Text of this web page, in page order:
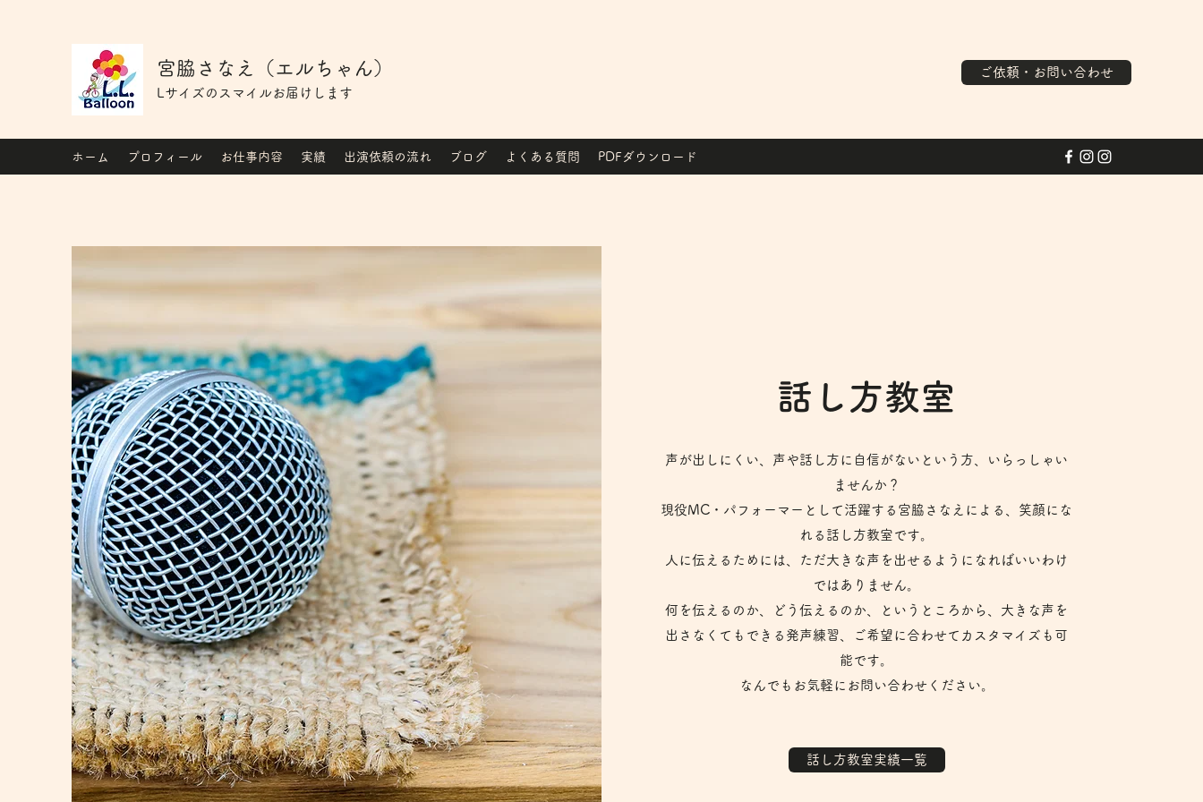
宮脇さなえ（エルちゃん）
Lサイズのスマイルお届けします
ご依頼・お問い合わせ
ホーム プロフィール お仕事内容 実績 出演依頼の流れ ブログ よくある質問 PDFダウンロード
話し方教室
声が出しにくい、声や話し方に自信がないという方、いらっしゃい
ませんか？
現役MC・パフォーマーとして活躍する宮脇さなえによる、笑顔にな
れる話し方教室です。
人に伝えるためには、ただ大きな声を出せるようになればいいわけ
ではありません。
何を伝えるのか、どう伝えるのか、というところから、大きな声を
出さなくてもできる発声練習、ご希望に合わせてカスタマイズも可
能です。
なんでもお気軽にお問い合わせください。
話し方教室実績一覧